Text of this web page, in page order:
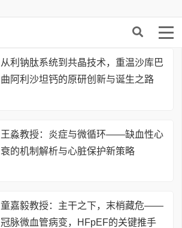
从利钠肽系统到共晶技术，重温沙库巴
曲阿利沙坦钙的原研创新与诞生之路
王淼教授：炎症与微循环——缺血性心
衰的机制解析与心脏保护新策略
童嘉毅教授：主干之下，末梢藏危——
冠脉微血管病变，HFpEF的关键推手